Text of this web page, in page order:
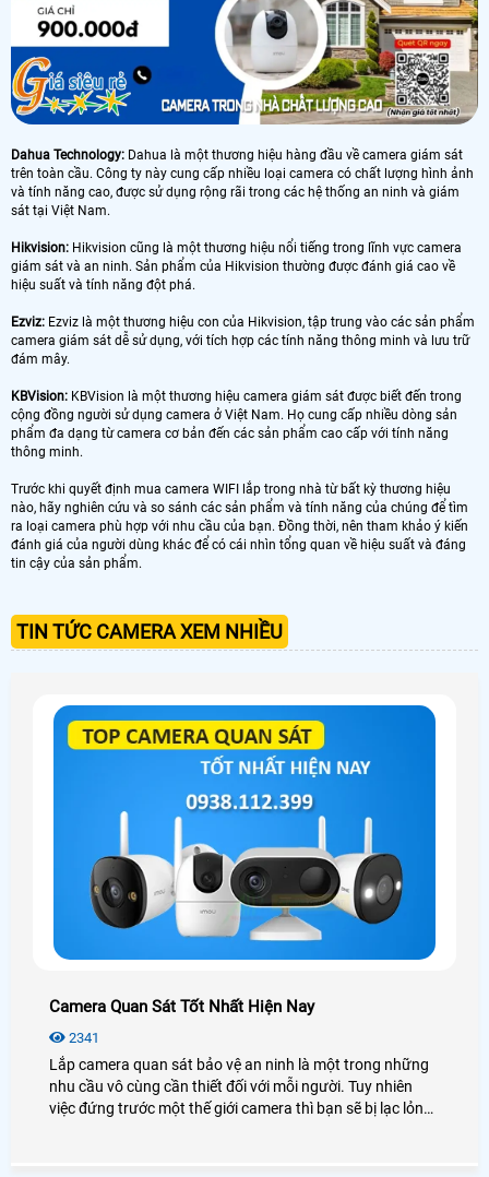
Dahua Technology: Dahua là một thương hiệu hàng đầu về camera giám sát
trên toàn cầu. Công ty này cung cấp nhiều loại camera có chất lượng hình ảnh
và tính năng cao, được sử dụng rộng rãi trong các hệ thống an ninh và giám
sát tại Việt Nam.
Hikvision: Hikvision cũng là một thương hiệu nổi tiếng trong lĩnh vực camera
giám sát và an ninh. Sản phẩm của Hikvision thường được đánh giá cao về
hiệu suất và tính năng đột phá.
Ezviz: Ezviz là một thương hiệu con của Hikvision, tập trung vào các sản phẩm
camera giám sát dễ sử dụng, với tích hợp các tính năng thông minh và lưu trữ
đám mây.
KBVision: KBVision là một thương hiệu camera giám sát được biết đến trong
cộng đồng người sử dụng camera ở Việt Nam. Họ cung cấp nhiều dòng sản
phẩm đa dạng từ camera cơ bản đến các sản phẩm cao cấp với tính năng
thông minh.
Trước khi quyết định mua camera WIFI lắp trong nhà từ bất kỳ thương hiệu
nào, hãy nghiên cứu và so sánh các sản phẩm và tính năng của chúng để tìm
ra loại camera phù hợp với nhu cầu của bạn. Đồng thời, nên tham khảo ý kiến ​​
đánh giá của người dùng khác để có cái nhìn tổng quan về hiệu suất và đáng
tin cậy của sản phẩm.
TIN TỨC CAMERA XEM NHIỀU
Camera Quan Sát Tốt Nhất Hiện Nay
2341
Lắp camera quan sát bảo vệ an ninh là một trong những
nhu cầu vô cùng cần thiết đối với mỗi người. Tuy nhiên
việc đứng trước một thế giới camera thì bạn sẽ bị lạc lỏng,